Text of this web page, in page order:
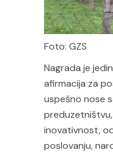
Foto: GZS
Nagrada je
afirmacija za
uspešno nose
inovativnost,
poslovanju,